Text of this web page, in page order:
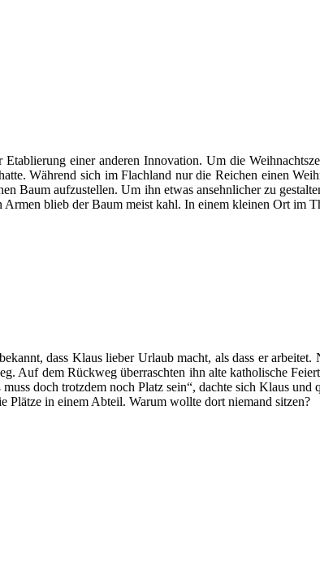
einer anderen Innovation. Um die
Während sich im Flachland nur die Reichen einen
Baum aufzustellen. Um ihn etwas ansehnlicher zu
blieb der Baum meist kahl. In einem kleinen Ort im
dass Klaus lieber Urlaub macht, als dass er
Auf dem Rückweg überraschten ihn alte katholische
doch trotzdem noch Platz sein“, dachte sich Klaus
Plätze in einem Abteil. Warum wollte dort niemand sitzen?